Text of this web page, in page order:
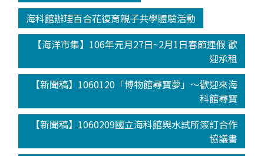
海科館辦理百合花復育親子共學體驗活動
【海洋市集】106年元月27日~2月1日春節連假 歡
迎承租
【新聞稿】1060120「博物館尋寶夢」～歡迎來海
科館尋寶
【新聞稿】1060209國立海科館與水試所簽訂合作
協議書